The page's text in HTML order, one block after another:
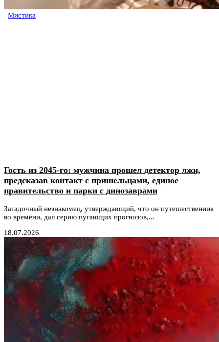
Мистика
Гость из 2045-го: мужчина прошел детектор лжи,
предсказав контакт с пришельцами, единое
правительство и парки с динозаврами
Загадочный незнакомец, утверждающий, что он путешественник
во времени, дал серию пугающих прогнозов,...
18.07.2026